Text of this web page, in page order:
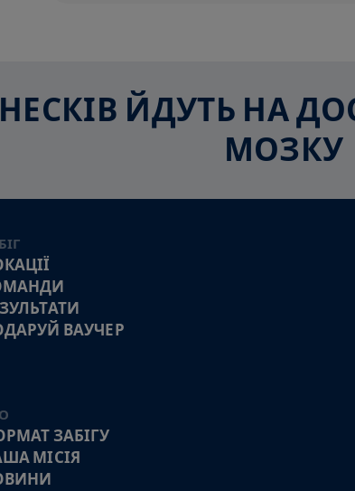
ЙДУТЬ НА
МОЗКУ
ВАУЧЕР
ЗАБІГУ
МІСІЯ